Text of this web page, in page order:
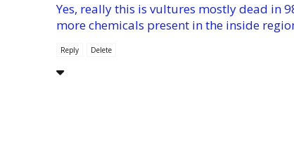
Yes, really this is vultures mostly dead in
more chemicals present in the inside
Reply Delete